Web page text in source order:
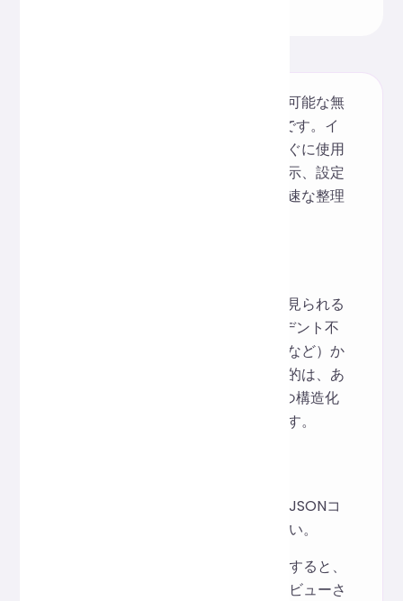
ワンクリックで整形、検証、圧縮が可能な無
料のオンラインJSONフォーマッタです。イ
ンストールは不要で、開くだけですぐに使用
できます。データの整理、ログの表示、設定
ファイルの最適化など、データの迅速な整理
このツールは、開発や運用中によく見られる
JSONの可読性に関する問題（インデント不
足、行が長すぎる、コメントが乱雑など）か
ら着想を得ました。このツールの目的は、あ
らゆるJSONデータを瞬時に明確かつ構造化
することで、読みやすくすることです。
上記のテキスト入力エリアにJSONコ
ンテンツを貼り付けてください。
「フォーマット」をクリックすると、
結果と検証情報がすぐにプレビューさ